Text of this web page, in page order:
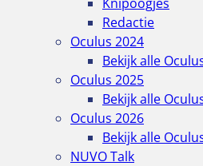
Redactie
Oculus 2024
Bekijk alle
Oculus 2025
Bekijk alle
Oculus 2026
Bekijk alle
NUVO Talk